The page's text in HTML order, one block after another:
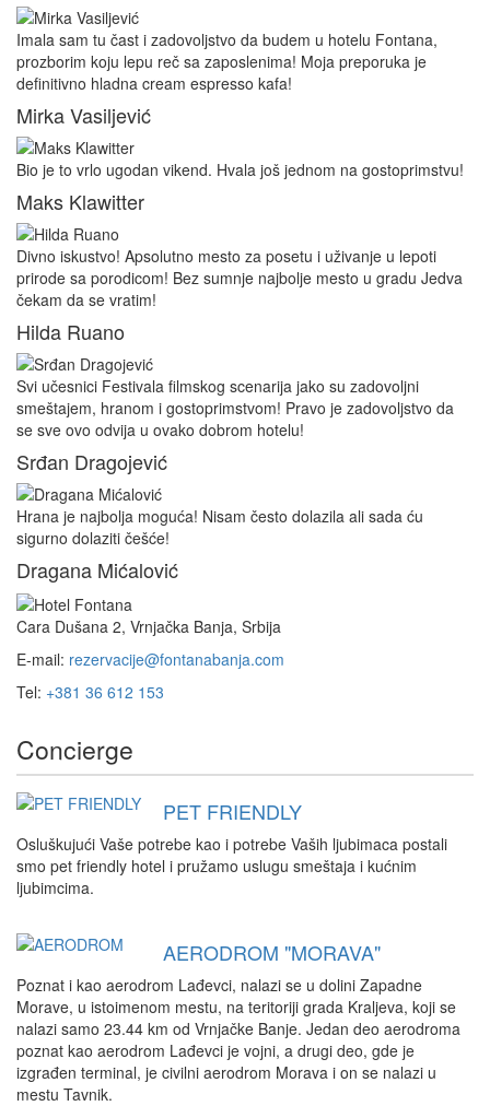
Imala sam tu čast i zadovoljstvo da budem u hotelu Fontana,
prozborim koju lepu reč sa zaposlenima! Moja preporuka je
definitivno hladna cream espresso kafa!
Mirka Vasiljević
Bio je to vrlo ugodan vikend. Hvala još jednom na gostoprimstvu!
Maks Klawitter
Divno iskustvo! Apsolutno mesto za posetu i uživanje u lepoti
prirode sa porodicom! Bez sumnje najbolje mesto u gradu Jedva
čekam da se vratim!
Hilda Ruano
Svi učesnici Festivala filmskog scenarija jako su zadovoljni
smeštajem, hranom i gostoprimstvom! Pravo je zadovoljstvo da
se sve ovo odvija u ovako dobrom hotelu!
Srđan Dragojević
Hrana je najbolja moguća! Nisam često dolazila ali sada ću
sigurno dolaziti češće!
Dragana Mićalović
Cara Dušana 2, Vrnjačka Banja, Srbija
E-mail: rezervacije@fontanabanja.com
Tel: +381 36 612 153
Concierge
PET FRIENDLY
Osluškujući Vaše potrebe kao i potrebe Vaših ljubimaca postali
smo pet friendly hotel i pružamo uslugu smeštaja i kućnim
ljubimcima.
AERODROM "MORAVA"
Poznat i kao aerodrom Lađevci, nalazi se u dolini Zapadne
Morave, u istoimenom mestu, na teritoriji grada Kraljeva, koji se
nalazi samo 23.44 km od Vrnjačke Banje. Jedan deo aerodroma
poznat kao aerodrom Lađevci je vojni, a drugi deo, gde je
izgrađen terminal, je civilni aerodrom Morava i on se nalazi u
mestu Tavnik.